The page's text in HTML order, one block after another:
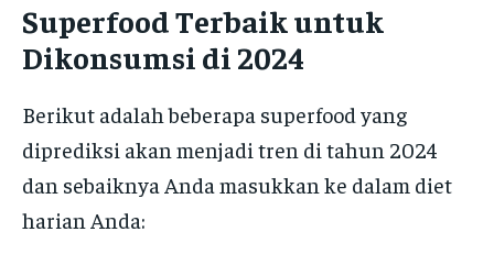
Superfood Terbaik untuk
Dikonsumsi di 2024
Berikut adalah beberapa superfood yang
diprediksi akan menjadi tren di tahun 2024
dan sebaiknya Anda masukkan ke dalam diet
harian Anda: